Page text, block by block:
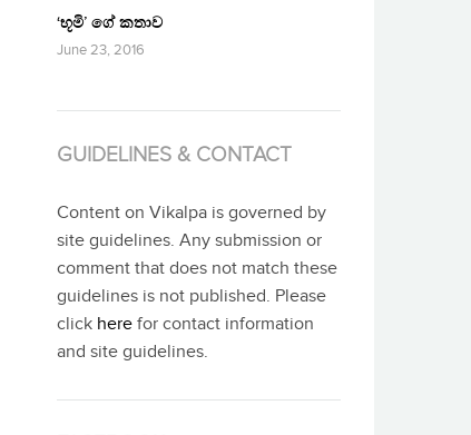
‘භූමි’ ගේ කතාව
June 23, 2016
GUIDELINES & CONTACT
Content on Vikalpa is governed by
site guidelines. Any submission or
comment that does not match these
guidelines is not published. Please
click here for contact information
and site guidelines.